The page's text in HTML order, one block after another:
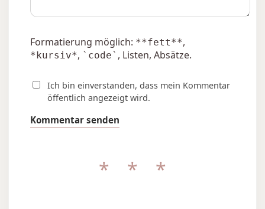
Formatierung möglich: **fett**,
*kursiv*, `code` , Listen, Absätze.
Ich bin einverstanden, dass mein Kommentar
öffentlich angezeigt wird.
Kommentar senden
* * *